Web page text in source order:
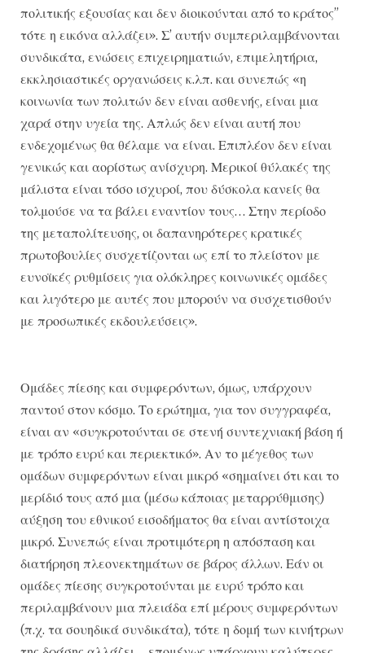
πολιτικής εξουσίας και δεν διοικούνται από το κράτος”
τότε η εικόνα αλλάζει». Σ’ αυτήν συμπεριλαμβάνονται
συνδικάτα, ενώσεις επιχειρηματιών, επιμελητήρια,
εκκλησιαστικές οργανώσεις κ.λπ. και συνεπώς «η
κοινωνία των πολιτών δεν είναι ασθενής, είναι μια
χαρά στην υγεία της. Απλώς δεν είναι αυτή που
ενδεχομένως θα θέλαμε να είναι. Επιπλέον δεν είναι
γενικώς και αορίστως ανίσχυρη. Μερικοί θύλακές της
μάλιστα είναι τόσο ισχυροί, που δύσκολα κανείς θα
τολμούσε να τα βάλει εναντίον τους… Στην περίοδο
της μεταπολίτευσης, οι δαπανηρότερες κρατικές
πρωτοβουλίες συσχετίζονται ως επί το πλείστον με
ευνοϊκές ρυθμίσεις για ολόκληρες κοινωνικές ομάδες
και λιγότερο με αυτές που μπορούν να συσχετισθούν
με προσωπικές εκδουλεύσεις».
Ομάδες πίεσης και συμφερόντων, όμως, υπάρχουν
παντού στον κόσμο. Το ερώτημα, για τον συγγραφέα,
είναι αν «συγκροτούνται σε στενή συντεχνιακή βάση ή
με τρόπο ευρύ και περιεκτικό». Αν το μέγεθος των
ομάδων συμφερόντων είναι μικρό «σημαίνει ότι και το
μερίδιό τους από μια (μέσω κάποιας μεταρρύθμισης)
αύξηση του εθνικού εισοδήματος θα είναι αντίστοιχα
μικρό. Συνεπώς είναι προτιμότερη η απόσπαση και
διατήρηση πλεονεκτημάτων σε βάρος άλλων. Εάν οι
ομάδες πίεσης συγκροτούνται με ευρύ τρόπο και
περιλαμβάνουν μια πλειάδα επί μέρους συμφερόντων
(π.χ. τα σουηδικά συνδικάτα), τότε η δομή των κινήτρων